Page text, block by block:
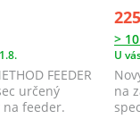
FEEDER
určený
feeder.
>
U
na